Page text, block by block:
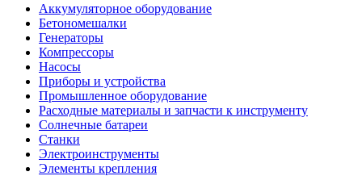
Аккумуляторное оборудование
Бетономешалки
Генераторы
Компрессоры
Насосы
Приборы и устройства
Промышленное оборудование
Расходные материалы и запчасти к инструменту
Солнечные батареи
Станки
Электроинструменты
Элементы крепления